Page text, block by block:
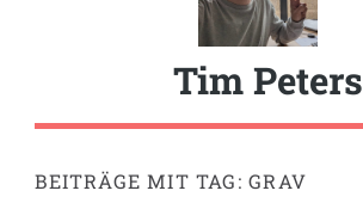
Tim Peters
BEITRÄGE MIT TAG: GRAV